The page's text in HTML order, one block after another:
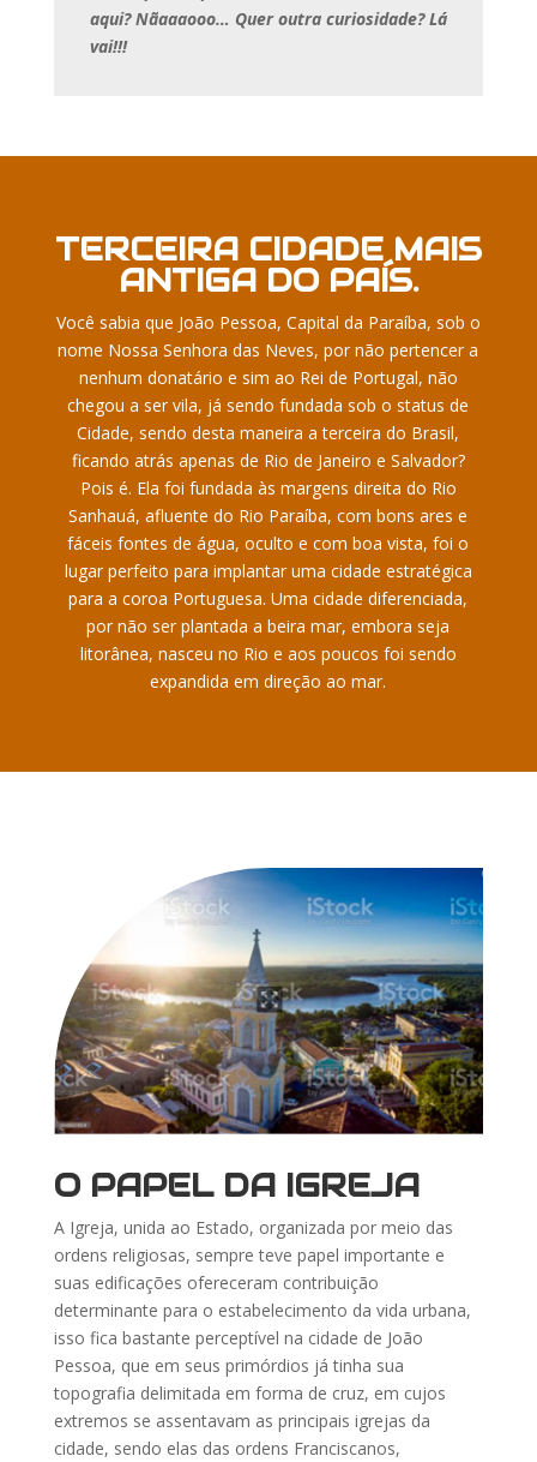
aqui? Nãaaaooo… Quer outra curiosidade? Lá
vai!!!
TERCEIRA CIDADE MAIS
ANTIGA DO PAÍS.
Você sabia que João Pessoa, Capital da Paraíba, sob o
nome Nossa Senhora das Neves, por não pertencer a
nenhum donatário e sim ao Rei de Portugal, não
chegou a ser vila, já sendo fundada sob o status de
Cidade, sendo desta maneira a terceira do Brasil,
ficando atrás apenas de Rio de Janeiro e Salvador?
Pois é. Ela foi fundada às margens direita do Rio
Sanhauá, afluente do Rio Paraíba, com bons ares e
fáceis fontes de água, oculto e com boa vista, foi o
lugar perfeito para implantar uma cidade estratégica
para a coroa Portuguesa. Uma cidade diferenciada,
por não ser plantada a beira mar, embora seja
litorânea, nasceu no Rio e aos poucos foi sendo
expandida em direção ao mar.
O PAPEL DA IGREJA
A Igreja, unida ao Estado, organizada por meio das
ordens religiosas, sempre teve papel importante e
suas edificações ofereceram contribuição
determinante para o estabelecimento da vida urbana,
isso fica bastante perceptível na cidade de João
Pessoa, que em seus primórdios já tinha sua
topografia delimitada em forma de cruz, em cujos
extremos se assentavam as principais igrejas da
cidade, sendo elas das ordens Franciscanos,